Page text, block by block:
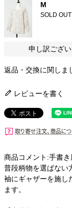
M
SOLD OUT
申し訳ござ
返品・交換に関しま
レビューを書く
商品コメント:手書き
普段柄物を選ばない
袖にギャザーを施し
ます。